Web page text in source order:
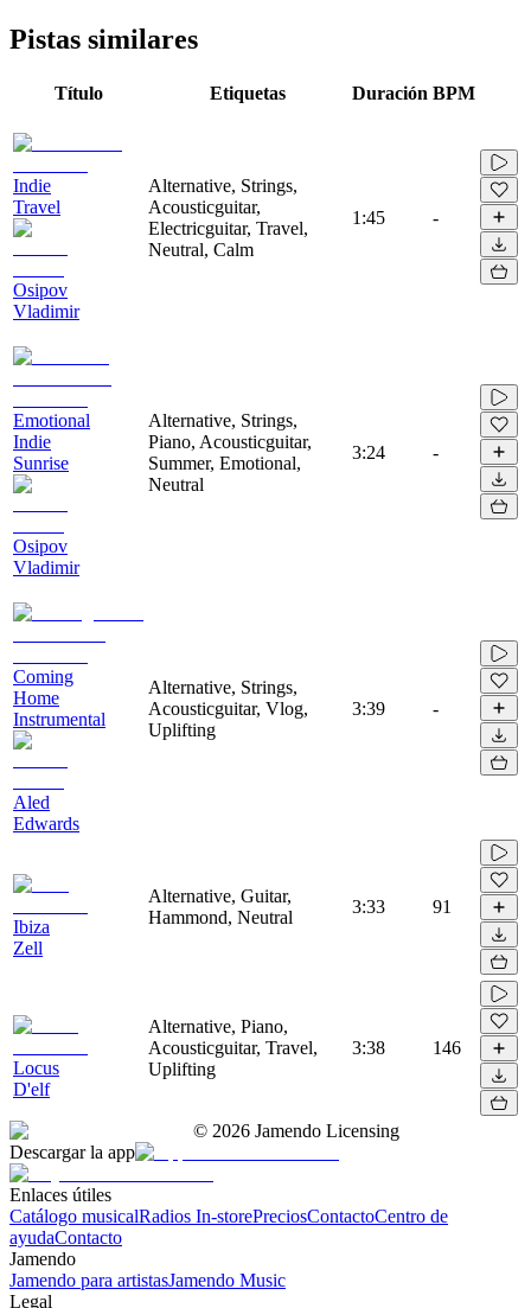
Pistas similares
Título Etiquetas Duración BPM
Indie
Travel
Osipov
Vladimir
Alternative, Strings,
Acousticguitar,
Electricguitar, Travel,
Neutral, Calm
1:45 -
Emotional
Indie
Sunrise
Osipov
Vladimir
Alternative, Strings,
Piano, Acousticguitar,
Summer, Emotional,
Neutral
3:24 -
Coming
Home
Instrumental
Aled
Edwards
Alternative, Strings,
Acousticguitar, Vlog,
Uplifting
3:39 -
Ibiza
Zell
Alternative, Guitar,
Hammond, Neutral
3:33 91
Locus
D'elf
Alternative, Piano,
Acousticguitar, Travel,
Uplifting
3:38 146
© 2026 Jamendo Licensing
Descargar la app
Enlaces útiles
Catálogo musicalRadios In-storePreciosContactoCentro de
ayudaContacto
Jamendo
Jamendo para artistasJamendo Music
Legal